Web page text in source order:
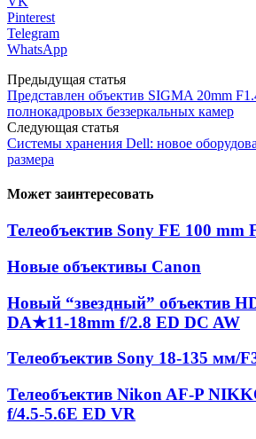
Pinterest
Telegram
WhatsApp
Предыдущая статья
Представлен объектив SIGMA 20mm
полнокадровых беззеркальных камер
Следующая статья
Системы хранения Dell: новое
размера
Может заинтересовать
Телеобъектив Sony FE 100 mm
Новые объективы Canon
Новый “звездный” объектив
DA★11-18mm f/2.8 ED DC AW
Телеобъектив Sony 18-135 мм/
Телеобъектив Nikon AF-P
f/4.5-5.6E ED VR